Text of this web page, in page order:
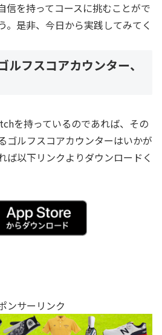
信を持ってコースに挑むことがで
。是非、今日から実践してみてく
フスコアカウンター、
を持っているのであれば、その
ゴルフスコアカウンターはいかが
ば以下リンクよりダウンロードく
ンサーリンク